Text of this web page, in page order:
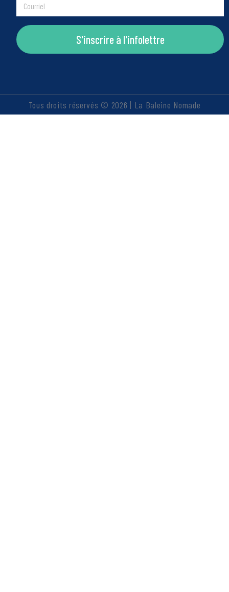
S'inscrire à l'infolettre
Tous droits réservés © 2026 | La Baleine Nomade